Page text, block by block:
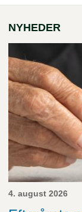
NYHEDER
4. august 2026